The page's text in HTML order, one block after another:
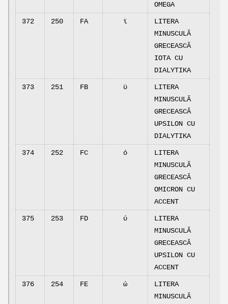
OMEGA
372 250 FA ϊ
LITERA
MINUSCULĂ
GRECEASCĂ
IOTA CU
DIALYTIKA
373 251 FB ϋ
LITERA
MINUSCULĂ
GRECEASCĂ
UPSILON CU
DIALYTIKA
374 252 FC ό
LITERA
MINUSCULĂ
GRECEASCĂ
OMICRON CU
ACCENT
375 253 FD ύ
LITERA
MINUSCULĂ
GRECEASCĂ
UPSILON CU
ACCENT
376 254 FE ώ
LITERA
MINUSCULĂ